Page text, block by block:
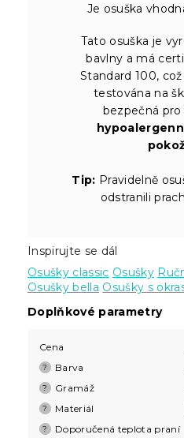
Je osuška
Tato osuška je
bavlny a má
Standard 100,
testována na
bezpečná
Tip: Pravidelně
odstranili
Inspirujte se dál
Osušky classic Osušky
Osušky bella Osušky s
Doplňkové parametry
Cena
? Barva
? Gramáž
? Materiál
? Doporučená teplota praní